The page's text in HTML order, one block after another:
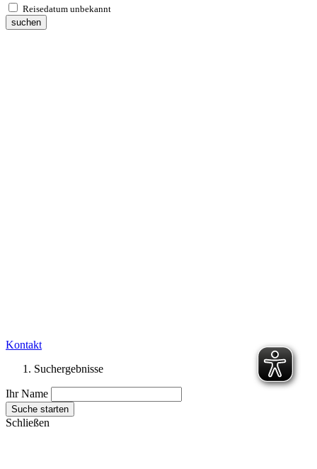
Reisedatum unbekannt
suchen
Kontakt
Suchergebnisse
Ihr Name
Suche starten
Schließen